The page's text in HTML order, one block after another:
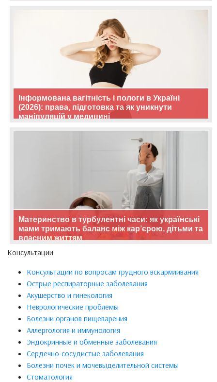
Інформована вагітність і пологи в Україні
(2026): права, підготовка та як уникнути
маніпуляцій у медицині
Материнство в турбулентні часи: як українські
мами тримають баланс між кар’єрою, дітьми та
власним життям
Консультации
Консультации по вопросам грудного вскармливания
Острые респираторные заболевания
Акушерство и гинекология
Неврологические проблемы
Болезни органов пищеварения
Аллергология и иммунология
Эндокринные и обменные заболевания
Сердечно-сосудистые заболевания
Болезни почек и мочевыделительной системы
Стоматология